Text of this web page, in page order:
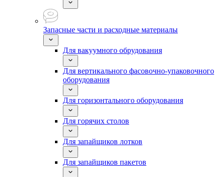
Запасные части и расходные материалы
Для вакуумного обрудования
Для вертикального фасовочно-упаковочного
оборудования
Для горизонтального оборудования
Для горячих столов
Для запайщиков лотков
Для запайщиков пакетов